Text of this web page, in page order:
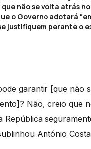
não se volta atrás
o Governo adotará
justifiquem perante o
garantir [que não
Não, creio que
República
António